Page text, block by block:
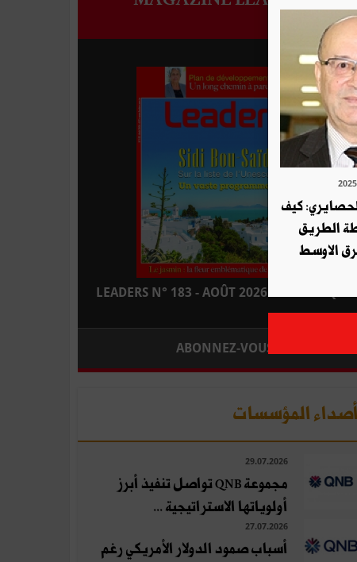
LEADERS N° 183 - AOÛT 2026 : EN KIOSQUE
ABONNEZ-VOUS
أصداء المؤسسات
29.07.2026
مجموعة QNB تواصل تنفيذ أبرز
أولوياتها الاستراتيجية ...
27.07.2026
أسباب صمود الدولار الأمريكي رغم
كيف
الطريق
الاوسط